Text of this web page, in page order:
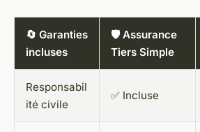
🔄 Garanties
incluses
🛡️ Assurance
Tiers Simple
Responsabil
ité civile
✅ Incluse